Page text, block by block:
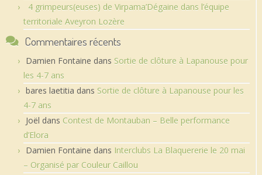
4 grimpeurs(euses) de Virpama’Dégaine dans l’équipe
territoriale Aveyron Lozère
Commentaires récents
Damien Fontaine dans Sortie de clôture à Lapanouse pour
les 4-7 ans
bares laetitia dans Sortie de clôture à Lapanouse pour les
4-7 ans
Joël dans Contest de Montauban – Belle performance
d’Elora
Damien Fontaine dans Interclubs La Blaquererie le 20 mai
– Organisé par Couleur Caillou